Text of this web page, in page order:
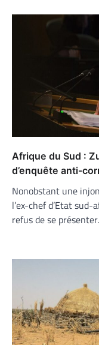
Afrique du Sud :
d’enquête anti-
Nonobstant une
l’ex-chef d’Etat
refus de se